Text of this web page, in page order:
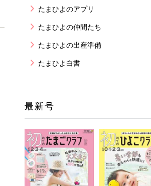
たまひよのアプリ
たまひよの仲間たち
たまひよの出産準備
たまひよ白書
最新号